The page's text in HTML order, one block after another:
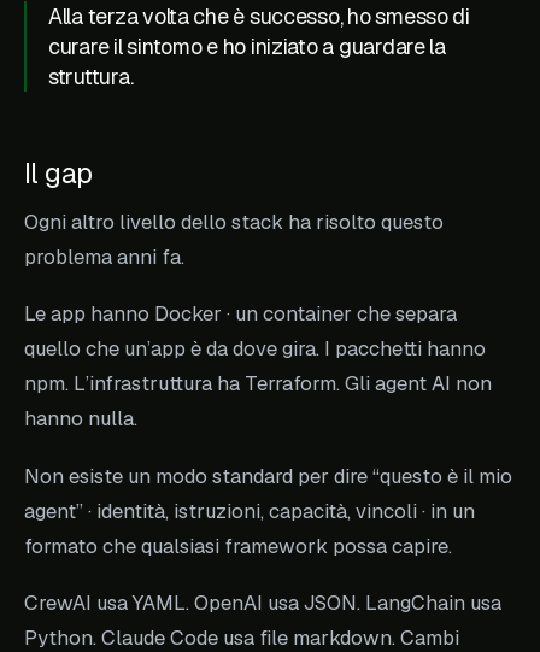
Alla terza volta che è successo, ho smesso di
curare il sintomo e ho iniziato a guardare la
struttura.
Il gap
Ogni altro livello dello stack ha risolto questo
problema anni fa.
Le app hanno Docker · un container che separa
quello che un’app èda dove gira. I pacchetti hanno
npm. L’infrastruttura ha Terraform. Gli agent AI non
hanno nulla.
Non esiste un modo standard per dire “questo è il mio
agent” · identità, istruzioni, capacità, vincoli · in un
formato che qualsiasi framework possa capire.
CrewAI usa YAML. OpenAI usa JSON. LangChain usa
Python. Claude Code usa file markdown. Cambi